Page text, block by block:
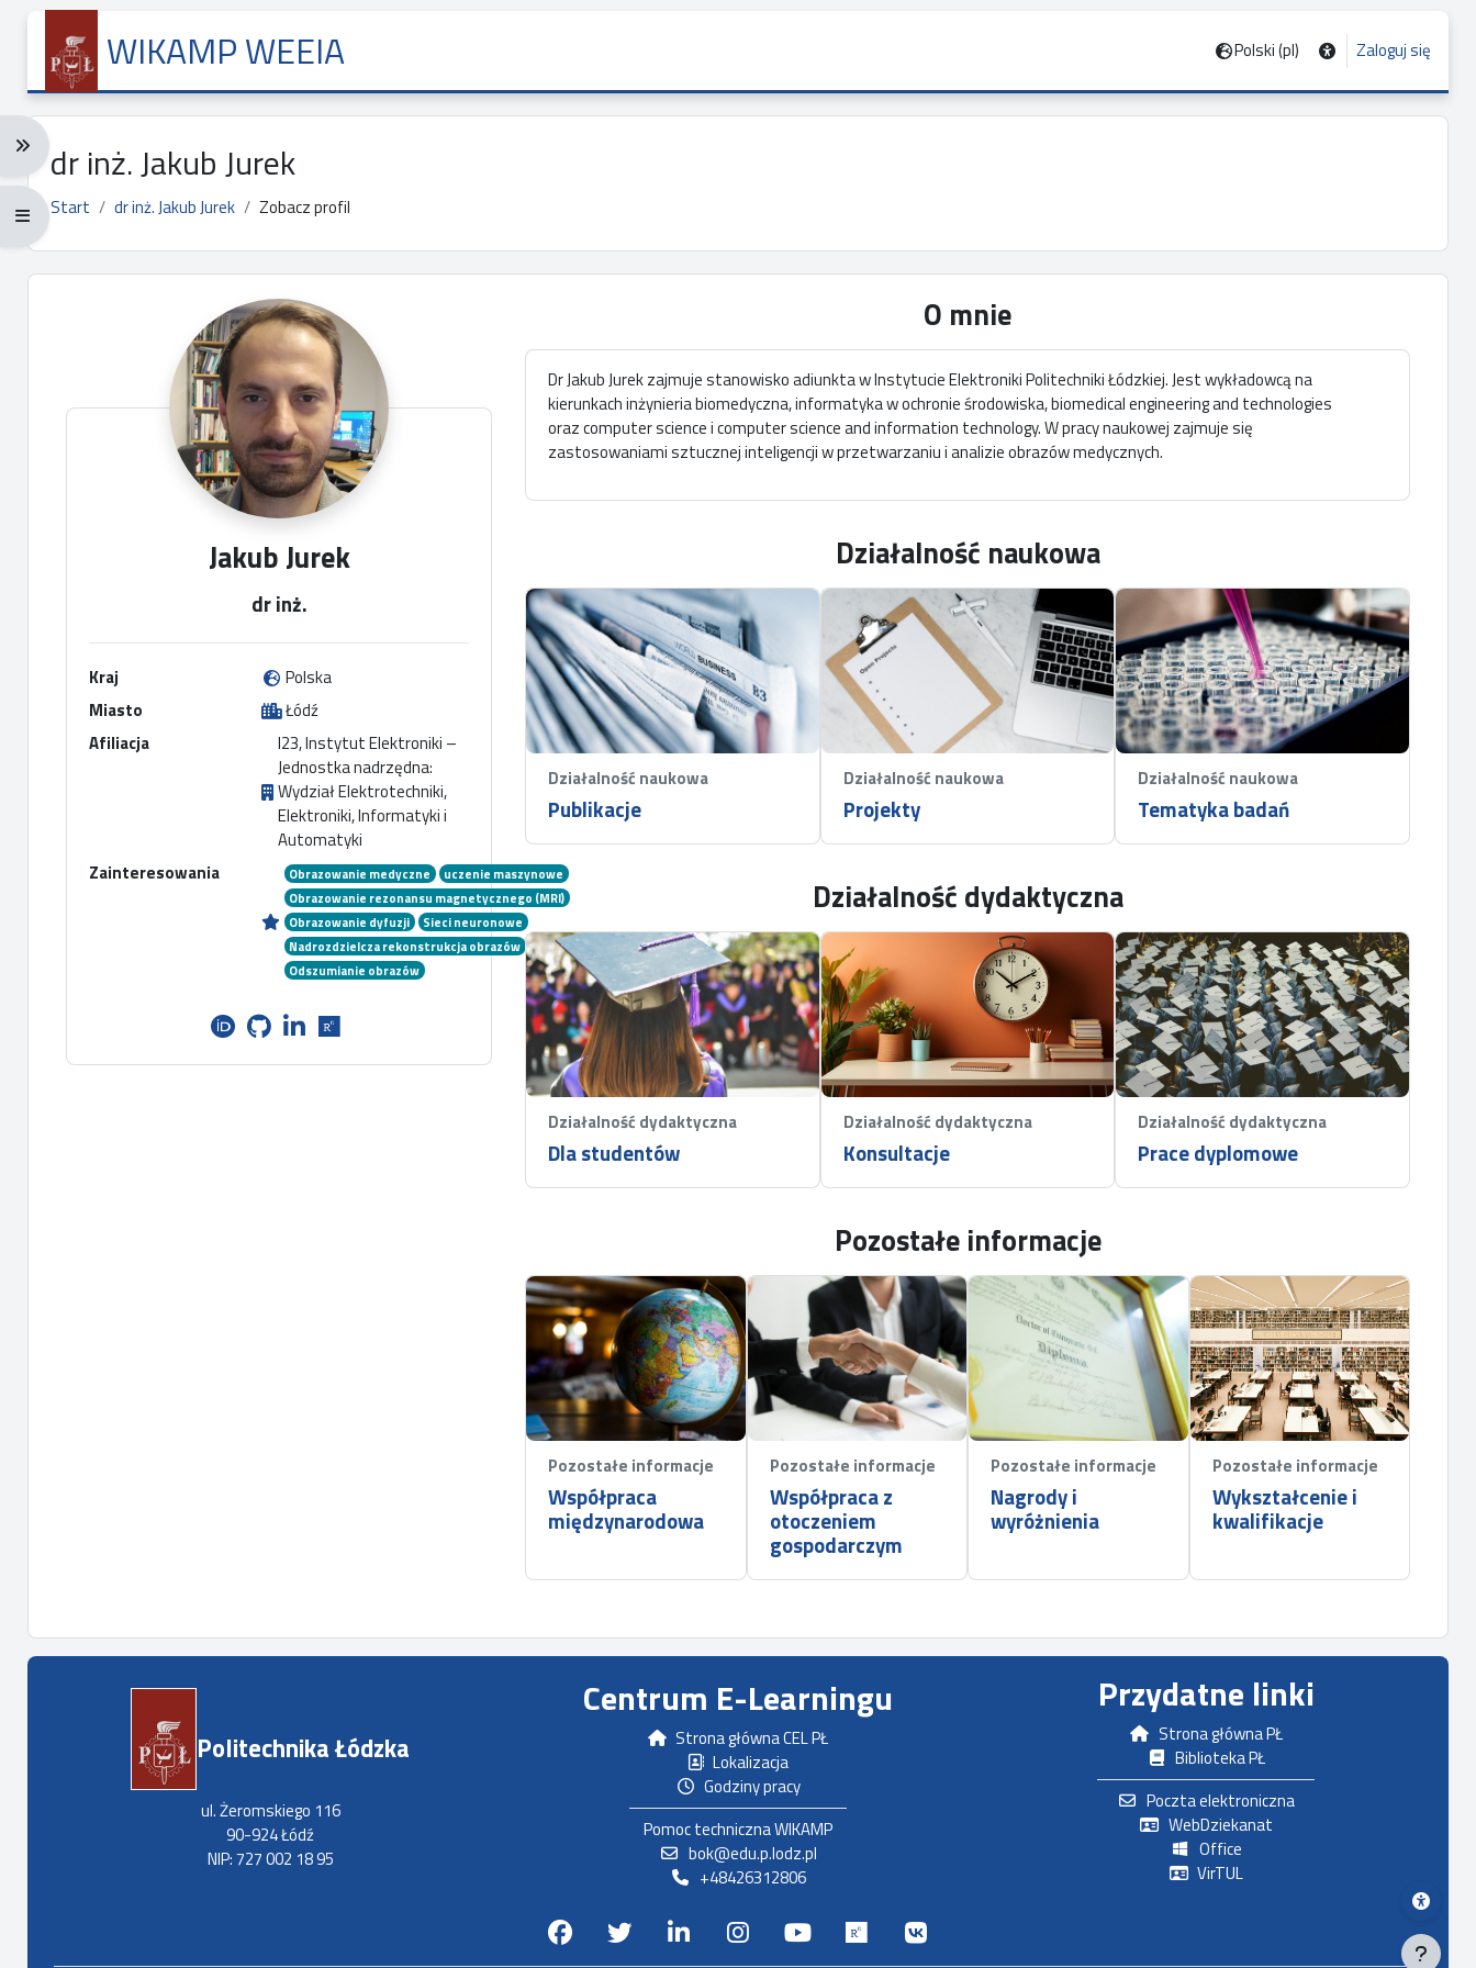
WIKAMP WEEIA Polski ‎(pl)‎ Zaloguj się
Rozwiń menu nawigacji: Ctrl + Alt + →
Rozwiń menu pełnoekranowe: Ctrl + Alt + f
dr inż. Jakub Jurek
Start dr inż. Jakub Jurek Zobacz profil
Główne bloki treści
Jakub Jurek
dr inż.
Kraj
Polska
Miasto
Łódź
Afiliacja
I23, Instytut Elektroniki –
Jednostka nadrzędna:
Wydział Elektrotechniki,
Elektroniki, Informatyki i
Automatyki
Zainteresowania
Obrazowanie medyczne
uczenie maszynowe
Obrazowanie rezonansu magnetycznego (MRI)
Obrazowanie dyfuzji
Sieci neuronowe
Nadrozdzielcza rekonstrukcja obrazów
Odszumianie obrazów
O mnie
Dr Jakub Jurek zajmuje stanowisko adiunkta w Instytucie Elektroniki Politechniki Łódzkiej. Jest wykładowcą na
kierunkach inżynieria biomedyczna, informatyka w ochronie środowiska, biomedical engineering and technologies
oraz computer science i computer science and information technology. W pracy naukowej zajmuje się
zastosowaniami sztucznej inteligencji w przetwarzaniu i analizie obrazów medycznych.
Działalność naukowa
Działalność naukowa
Publikacje
Działalność naukowa
Projekty
Działalność naukowa
Tematyka badań
Działalność dydaktyczna
Działalność dydaktyczna
Dla studentów
Działalność dydaktyczna
Konsultacje
Działalność dydaktyczna
Prace dyplomowe
Pozostałe informacje
Pozostałe informacje
Współpraca
międzynarodowa
Pozostałe informacje
Współpraca z
otoczeniem
gospodarczym
Pozostałe informacje
Nagrody i
wyróżnienia
Pozostałe informacje
Wykształcenie i
kwalifikacje
Politechnika Łódzka
ul. Żeromskiego 116
90-924 Łódź
NIP: 727 002 18 95
Centrum E-Learningu
Strona główna CEL PŁ
Lokalizacja
Godziny pracy
Pomoc techniczna WIKAMP
bok@edu.p.lodz.pl
+48426312806
Przydatne linki
Strona główna PŁ
Biblioteka PŁ
Poczta elektroniczna
WebDziekanat
Office
VirTUL
Facebook
TwitterLinkedinInstagram
YoutubeResearchgate
VK.com